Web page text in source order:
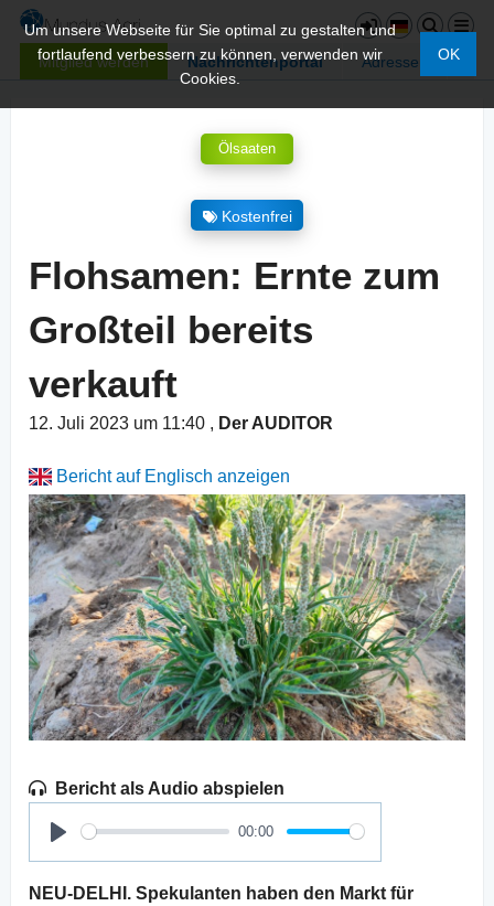
Mitglied werden Nachrichtenportal Adressen
Um unsere Webseite für Sie optimal zu gestalten und
fortlaufend verbessern zu können, verwenden wir
Cookies.
OK
Ölsaaten
Kostenfrei
Flohsamen: Ernte zum
Großteil bereits
verkauft
12. Juli 2023 um 11:40 , Der AUDITOR
Bericht auf Englisch anzeigen
Bericht als Audio abspielen
Play
00:00
NEU-DELHI. Spekulanten haben den Markt für